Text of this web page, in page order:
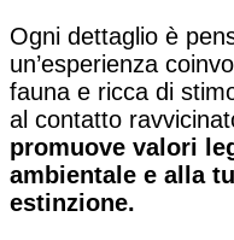
Ogni dettaglio è
un’esperienza
fauna e ricca di
al contatto
promuove valori
ambientale e alla
estinzione.